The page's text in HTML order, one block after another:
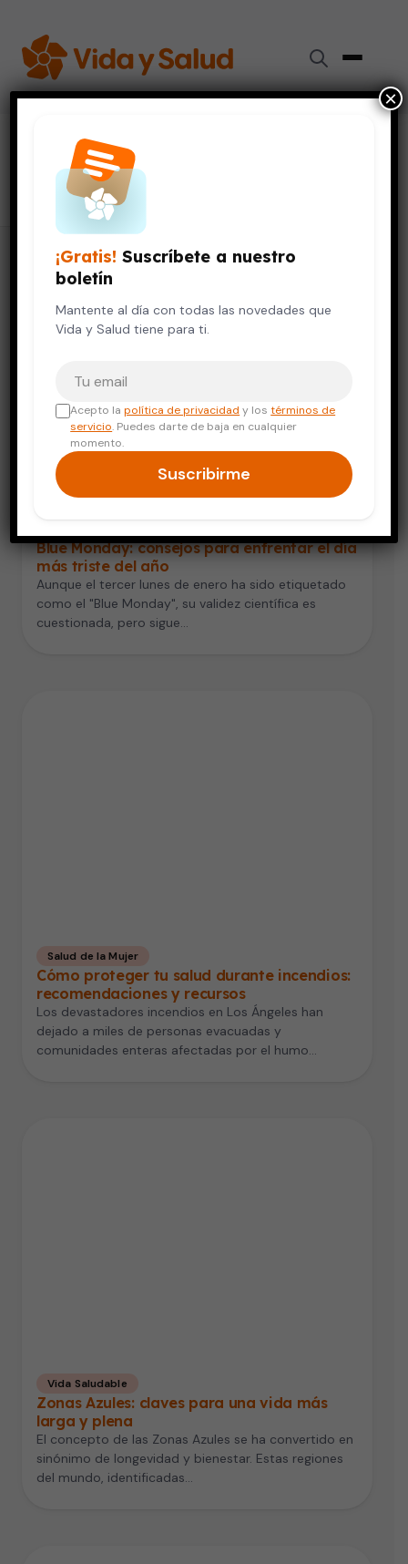
bienestar
311 artículos
Blue Monday: consejos para enfrentar el día
más triste del año
Aunque el tercer lunes de enero ha sido etiquetado
como el "Blue Monday", su validez científica es
cuestionada, pero sigue…
Salud de la Mujer
Cómo proteger tu salud durante incendios:
recomendaciones y recursos
Los devastadores incendios en Los Ángeles han
dejado a miles de personas evacuadas y
comunidades enteras afectadas por el humo…
Vida Saludable
Zonas Azules: claves para una vida más
larga y plena
El concepto de las Zonas Azules se ha convertido en
sinónimo de longevidad y bienestar. Estas regiones
del mundo, identificadas…
¡Gratis! Suscríbete a nuestro
boletín
Mantente al día con todas las novedades que
Vida y Salud tiene para ti.
Acepto lapolítica de privacidad y lostérminos de
servicio. Puedes darte de baja en cualquier
momento.
Suscribirme
×